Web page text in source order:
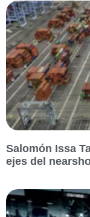
Salomón Issa
ejes del